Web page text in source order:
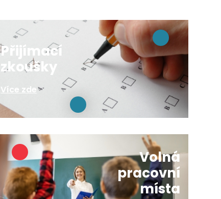
Přijímací
zkoušky
Více zde
Volná
pracovní
místa